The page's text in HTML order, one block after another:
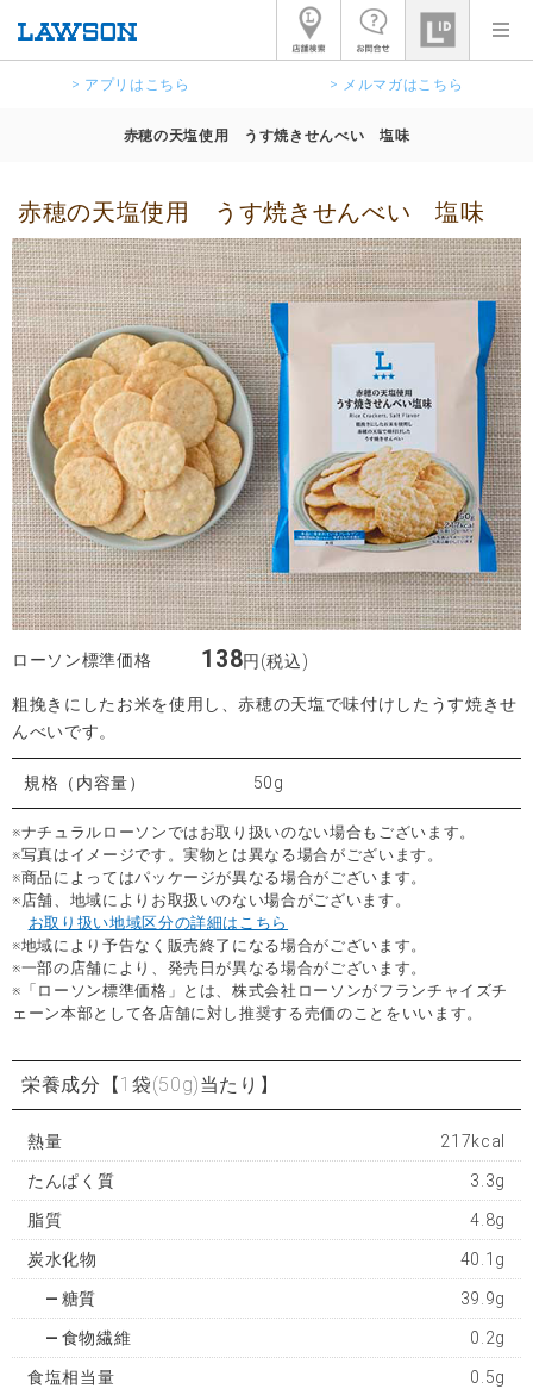
> アプリはこちら > メルマガはこちら
赤穂の天塩使用 うす焼きせんべい 塩味
赤穂の天塩使用 うす焼きせんべい 塩味
ローソン標準価格 138円(税込)
粗挽きにしたお米を使用し、赤穂の天塩で味付けしたうす焼きせ
んべいです。
規格（内容量） 50g
※ナチュラルローソンではお取り扱いのない場合もございます。
※写真はイメージです。実物とは異なる場合がございます。
※商品によってはパッケージが異なる場合がございます。
※店舗、地域によりお取扱いのない場合がございます。
お取り扱い地域区分の詳細はこちら
※地域により予告なく販売終了になる場合がございます。
※一部の店舗により、発売日が異なる場合がございます。
※「ローソン標準価格」とは、株式会社ローソンがフランチャイズチ
ェーン本部として各店舗に対し推奨する売価のことをいいます。
栄養成分 【1袋(50g)当たり】
熱量 217kcal
たんぱく質 3.3g
脂質 4.8g
炭水化物 40.1g
糖質 39.9g
食物繊維 0.2g
食塩相当量 0.5g